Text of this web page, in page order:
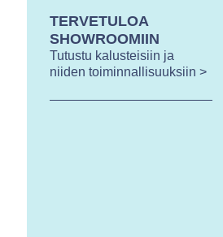
TERVETULOA
SHOWROOMIIN
Tutustu kalusteisiin ja
niiden toiminnallisuuksiin >